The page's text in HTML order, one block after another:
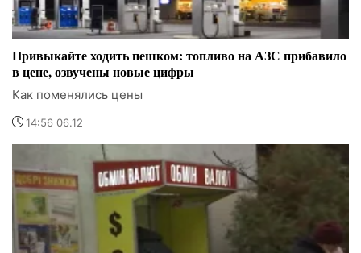
Привыкайте ходить пешком: топливо на АЗС прибавило
в цене, озвучены новые цифры
Как поменялись цены
14:56 06.12